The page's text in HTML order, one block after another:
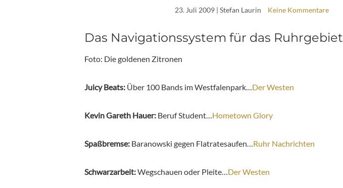
23. Juli 2009 | Stefan Laurin Keine Kommentare
Das Navigationssystem für das Ruhrgebiet
Foto: Die goldenen Zitronen
Juicy Beats: Über 100 Bands im Westfalenpark… Der Westen
Kevin Gareth Hauer: Beruf Student… Hometown Glory
Spaßbremse: Baranowski gegen Flatratesaufen… Ruhr Nachrichten
Schwarzarbeit:Wegschauen oder Pleite… Der Westen